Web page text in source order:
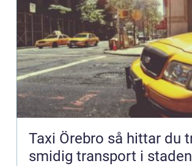
Taxi Örebro så hittar du trygg och
smidig transport i staden